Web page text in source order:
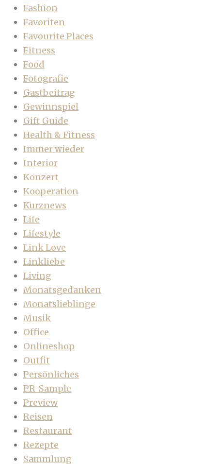
Fashion
Favoriten
Favourite Places
Fitness
Food
Fotografie
Gastbeitrag
Gewinnspiel
Gift Guide
Health & Fitness
Immer wieder
Interior
Konzert
Kooperation
Kurznews
Life
Lifestyle
Link Love
Linkliebe
Living
Monatsgedanken
Monatslieblinge
Musik
Office
Onlineshop
Outfit
Persönliches
PR-Sample
Preview
Reisen
Restaurant
Rezepte
Sammlung